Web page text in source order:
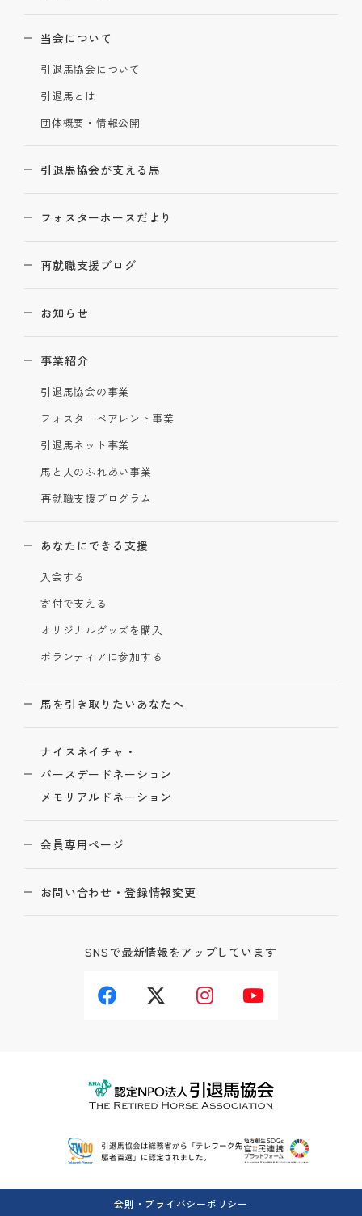
当会について
引退馬協会について
引退馬とは
団体概要・情報公開
引退馬協会が支える馬
フォスターホースだより
再就職支援ブログ
お知らせ
事業紹介
引退馬協会の事業
フォスターペアレント事業
引退馬ネット事業
馬と人のふれあい事業
再就職支援プログラム
あなたにできる支援
入会する
寄付で支える
オリジナルグッズを購入
ボランティアに参加する
馬を引き取りたいあなたへ
ナイスネイチャ・
バースデードネーション
メモリアルドネーション
会員専用ページ
お問い合わせ・登録情報変更
SNSで最新情報をアップしています
会則・プライバシーポリシー